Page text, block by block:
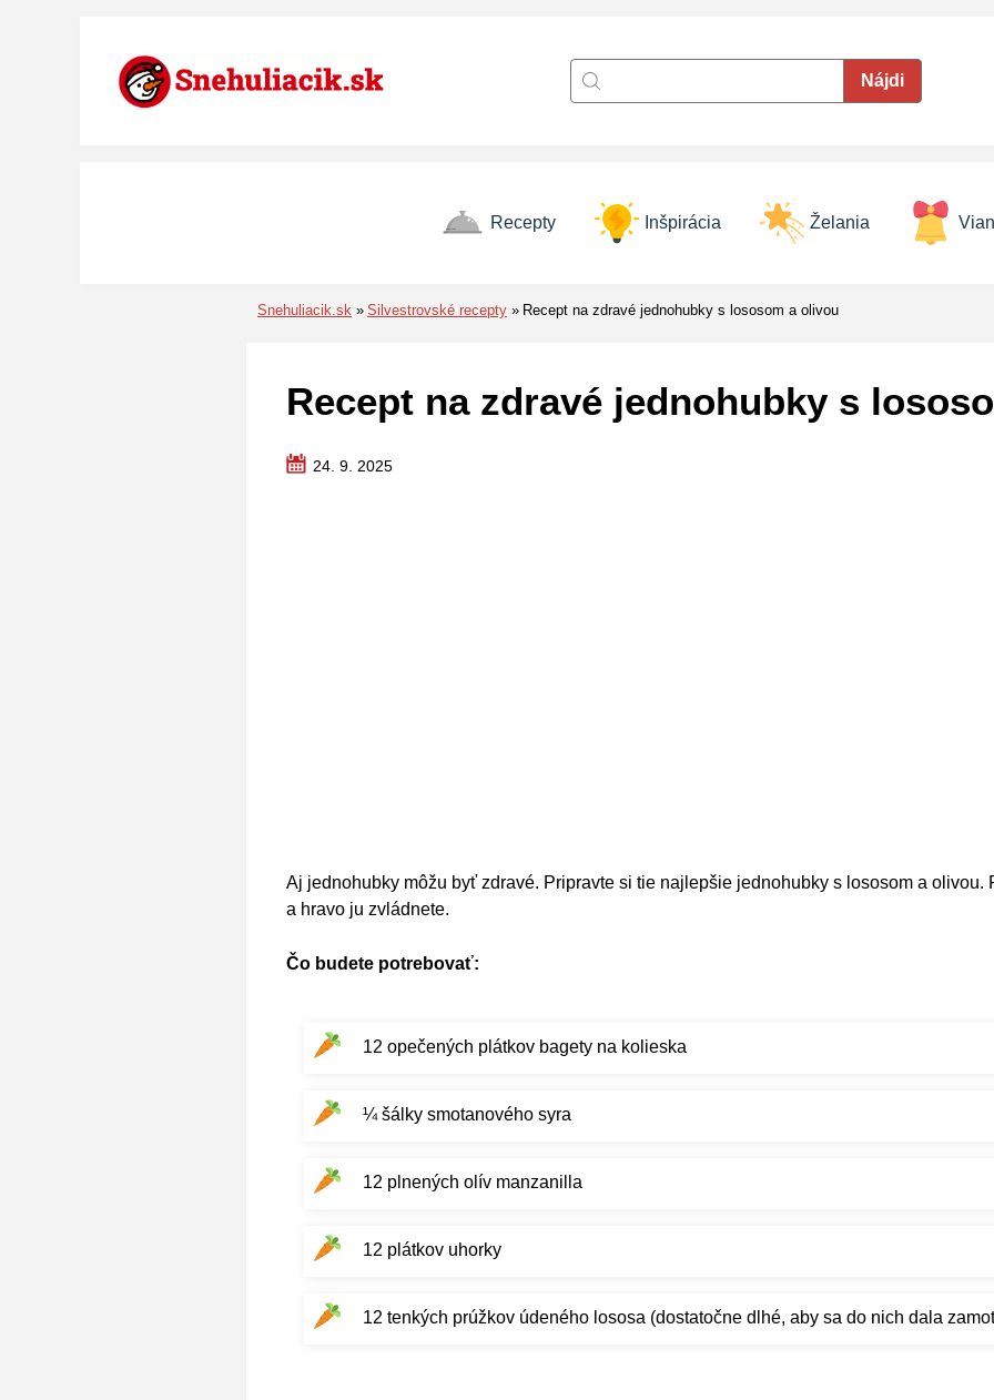
Recepty Inšpirácia Želania
Snehuliacik.sk Silvestrovské recepty Recept na zdravé jednohubky s lososom a olivou
Recept na zdravé jednohubky s
24. 9. 2025
Aj jednohubky môžu byť zdravé. Pripravte si tie najlepšie jednohubky s lososom a olivou.
a hravo ju zvládnete.
Čo budete potrebovať:
12 opečených plátkov bagety na kolieska
¼ šálky smotanového syra
12 plnených olív manzanilla
12 plátkov uhorky
12 tenkých prúžkov údeného lososa (dostatočne dlhé, aby sa do nich dala